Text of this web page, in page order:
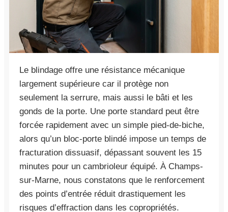
Le blindage offre une résistance mécanique
largement supérieure car il protège non
seulement la serrure, mais aussi le bâti et les
gonds de la porte. Une porte standard peut être
forcée rapidement avec un simple pied-de-biche,
alors qu’un bloc-porte blindé impose un temps de
fracturation dissuasif, dépassant souvent les 15
minutes pour un cambrioleur équipé. À Champs-
sur-Marne, nous constatons que le renforcement
des points d’entrée réduit drastiquement les
risques d’effraction dans les copropriétés.